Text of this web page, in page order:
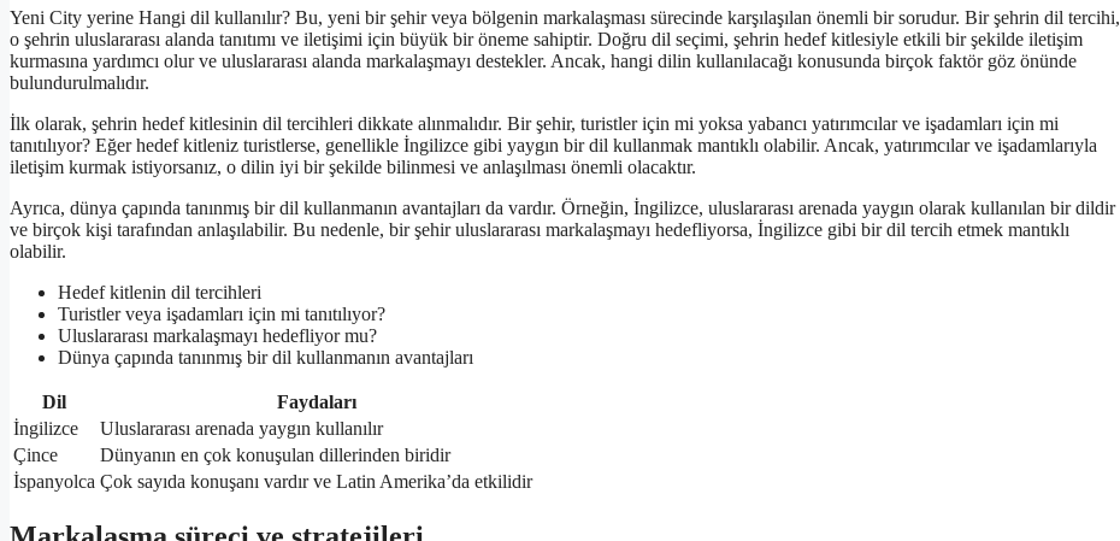
Yeni City yerine Hangi dil kullanılır? Bu, yeni bir şehir veya bölgenin markalaşması sürecinde karşılaşılan önemli bir sorudur. Bir şehrin dil tercihi,
o şehrin uluslararası alanda tanıtımı ve iletişimi için büyük bir öneme sahiptir. Doğru dil seçimi, şehrin hedef kitlesiyle etkili bir şekilde iletişim
kurmasına yardımcı olur ve uluslararası alanda markalaşmayı destekler. Ancak, hangi dilin kullanılacağı konusunda birçok faktör göz önünde
bulundurulmalıdır.
İlk olarak, şehrin hedef kitlesinin dil tercihleri dikkate alınmalıdır. Bir şehir, turistler için mi yoksa yabancı yatırımcılar ve işadamları için mi
tanıtılıyor? Eğer hedef kitleniz turistlerse, genellikle İngilizce gibi yaygın bir dil kullanmak mantıklı olabilir. Ancak, yatırımcılar ve işadamlarıyla
iletişim kurmak istiyorsanız, o dilin iyi bir şekilde bilinmesi ve anlaşılması önemli olacaktır.
Ayrıca, dünya çapında tanınmış bir dil kullanmanın avantajları da vardır. Örneğin, İngilizce, uluslararası arenada yaygın olarak kullanılan bir dildir
ve birçok kişi tarafından anlaşılabilir. Bu nedenle, bir şehir uluslararası markalaşmayı hedefliyorsa, İngilizce gibi bir dil tercih etmek mantıklı
olabilir.
Hedef kitlenin dil tercihleri
Turistler veya işadamları için mi tanıtılıyor?
Uluslararası markalaşmayı hedefliyor mu?
Dünya çapında tanınmış bir dil kullanmanın avantajları
Dil
Faydaları
İngilizce
Uluslararası arenada yaygın kullanılır
Çince
Dünyanın en çok konuşulan dillerinden biridir
İspanyolca Çok sayıda konuşanı vardır ve Latin Amerika’da etkilidir